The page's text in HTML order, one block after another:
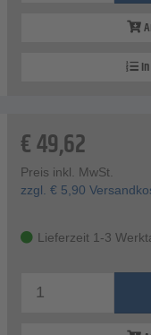
In
€49,62
Preis inkl. MwSt.
zzgl. € 5,90
Lieferzeit 1-3